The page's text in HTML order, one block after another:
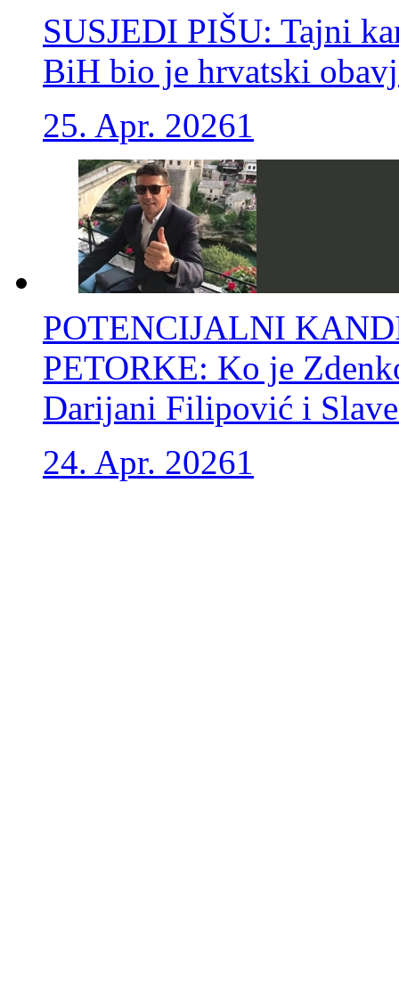
SUSJEDI PIŠU: Tajni
BiH bio je hrvatski
25. Apr. 20261
POTENCIJALNI
PETORKE: Ko je
Darijani Filipović i
24. Apr. 20261